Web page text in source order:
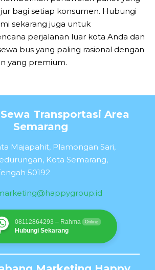
bagi setiap konsumen. Hubungi
sekarang juga untuk
perjalanan luar kota Anda dan
bus yang paling rasional dengan
yang premium.
Transportasi Area
Semarang
Majapahit, Plamongan Sari,
Kota Semarang,
50192
08112864293 – Rahma Online
Hubungi Sekarang